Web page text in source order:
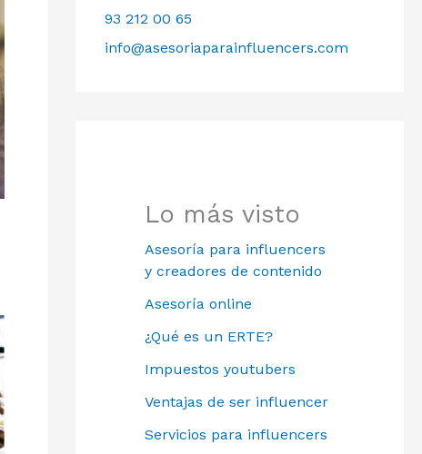
93 212 00 65
info@asesoriaparainfluencers.com
Lo más visto
Asesoría para influencers
y creadores de contenido
Asesoría online
¿Qué es un ERTE?
Impuestos youtubers
Ventajas de ser influencer
Servicios para influencers